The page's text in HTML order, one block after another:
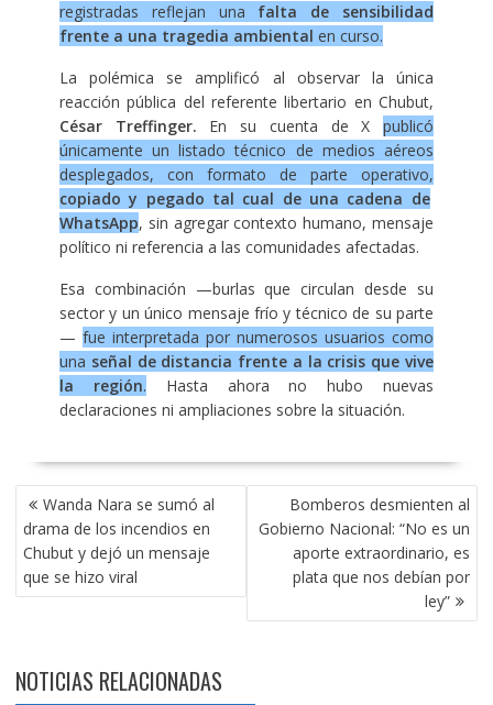
registradas reflejan una falta de sensibilidad
frente a una tragedia ambiental en curso.
La polémica se amplificó al observar la única
reacción pública del referente libertario en Chubut,
César Treffinger. En su cuenta de Xpublicó
únicamente un listado técnico de medios aéreos
desplegados, con formato de parte operativo,
copiado y pegado tal cual de una cadena de
WhatsApp, sin agregar contexto humano, mensaje
político ni referencia a las comunidades afectadas.
Esa combinación —burlas que circulan desde su
sector y un único mensaje frío y técnico de su parte
— fue interpretada por numerosos usuarios como
una señal de distancia frente a la crisis que vive
la región. Hasta ahora no hubo nuevas
declaraciones ni ampliaciones sobre la situación.
NAVEGACIÓN
DE
ENTRADAS
Wanda Nara se sumó al
drama de los incendios en
Chubut y dejó un mensaje
que se hizo viral
Bomberos desmienten al
Gobierno Nacional: “No es un
aporte extraordinario, es
plata que nos debían por
ley”
NOTICIAS RELACIONADAS